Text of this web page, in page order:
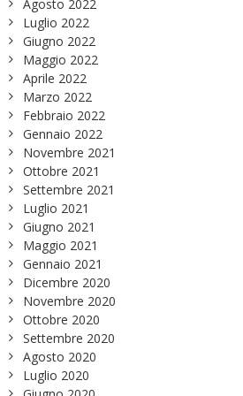
Agosto 2022
Luglio 2022
Giugno 2022
Maggio 2022
Aprile 2022
Marzo 2022
Febbraio 2022
Gennaio 2022
Novembre 2021
Ottobre 2021
Settembre 2021
Luglio 2021
Giugno 2021
Maggio 2021
Gennaio 2021
Dicembre 2020
Novembre 2020
Ottobre 2020
Settembre 2020
Agosto 2020
Luglio 2020